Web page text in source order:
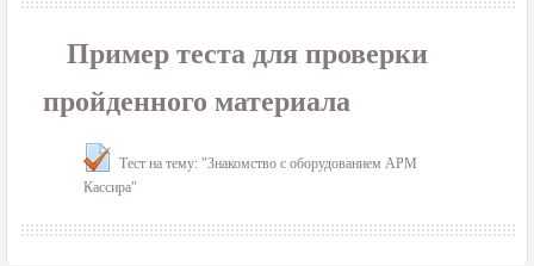
Пример теста для проверки
пройденного материала
Тест на тему: "Знакомство с оборудованием АРМ
Кассира"